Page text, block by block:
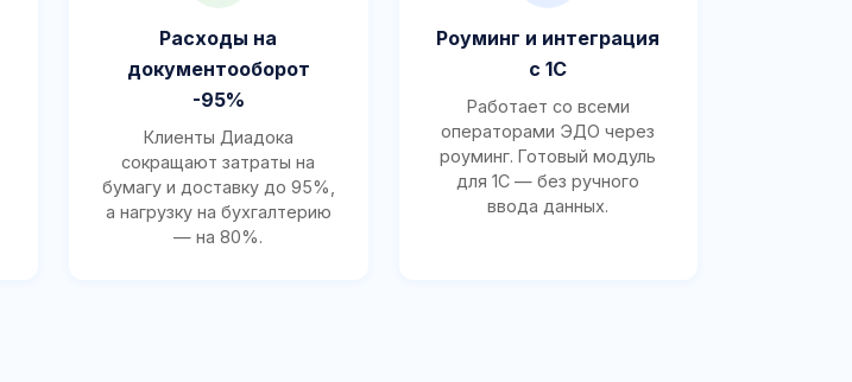
Расходы на
документооборот
-95%
Клиенты Диадока
сокращают затраты на
бумагу и доставку до 95%,
а нагрузку на бухгалтерию
— на 80%.
Роуминг и интеграция
с 1С
Работает со всеми
операторами ЭДО через
роуминг. Готовый модуль
для 1С — без ручного
ввода данных.